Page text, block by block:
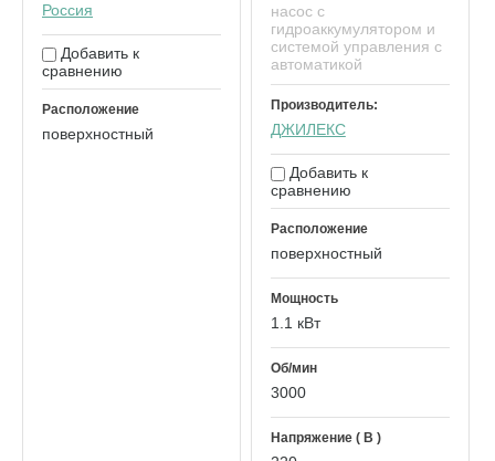
Россия
Добавить к
сравнению
Расположение
поверхностный
насос с
гидроаккумулятором и
системой управления с
автоматикой
Производитель:
ДЖИЛЕКС
Добавить к
сравнению
Расположение
поверхностный
Мощность
1.1 кВт
Об/мин
3000
Напряжение ( В )